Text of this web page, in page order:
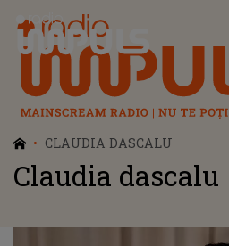
Radio Impuls
CLAUDIA DASCALU
Claudia dascalu